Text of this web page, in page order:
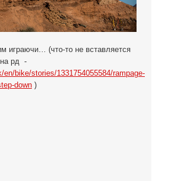
играючи… (что-то не вставляется
на рд -
en/bike/stories/1331754055584/rampage-
down )